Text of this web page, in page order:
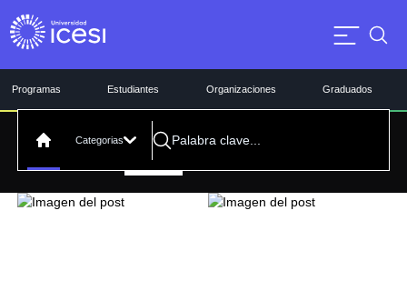
Programas Estudiantes Organizaciones Graduados
Categorias
Investigación
Artículo